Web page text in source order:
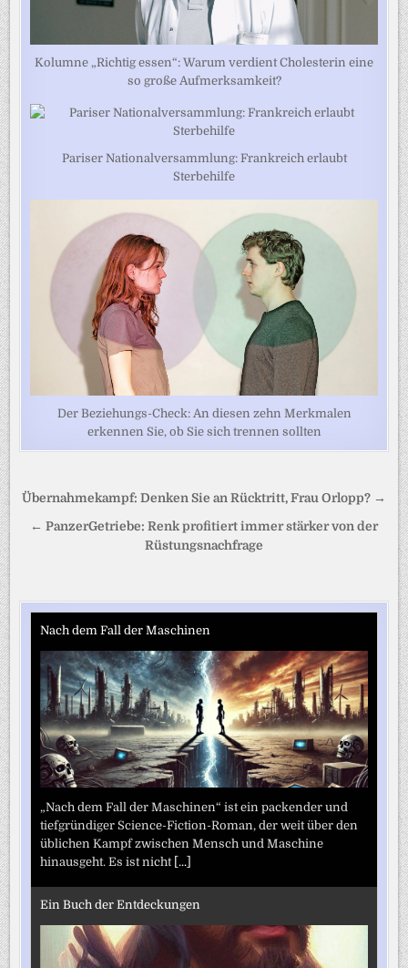
Kolumne „Richtig essen“: Warum verdient Cholesterin eine
so große Aufmerksamkeit?
Pariser Nationalversammlung: Frankreich erlaubt
Sterbehilfe
Der Beziehungs-Check: An diesen zehn Merkmalen
erkennen Sie, ob Sie sich trennen sollten
Beitragsnavigation
Übernahmekampf: Denken Sie an Rücktritt, Frau Orlopp? →
← PanzerGetriebe: Renk profitiert immer stärker von der
Rüstungsnachfrage
Nach dem Fall der Maschinen
„Nach dem Fall der Maschinen“ ist ein packender und
tiefgründiger Science-Fiction-Roman, der weit über den
üblichen Kampf zwischen Mensch und Maschine
hinausgeht. Es ist nicht [...]
Ein Buch der Entdeckungen